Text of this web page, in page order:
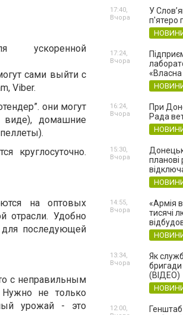
ускоренной
сами выйти с
Viber.
они могут
виде), домашние
круглосуточно.
на оптовых
отрасли. Удобно
для последующей
с неправильным
не только
урожай - это
У
п'ятеро
17:40,
Вчора
17:24,
Вчора
При
Рада
16:24,
Вчора
планові
15:30,
Вчора
«Армія
тисячі
14:55,
Вчора
Як
(ВІДЕО)
13:34,
Вчора
12:00,